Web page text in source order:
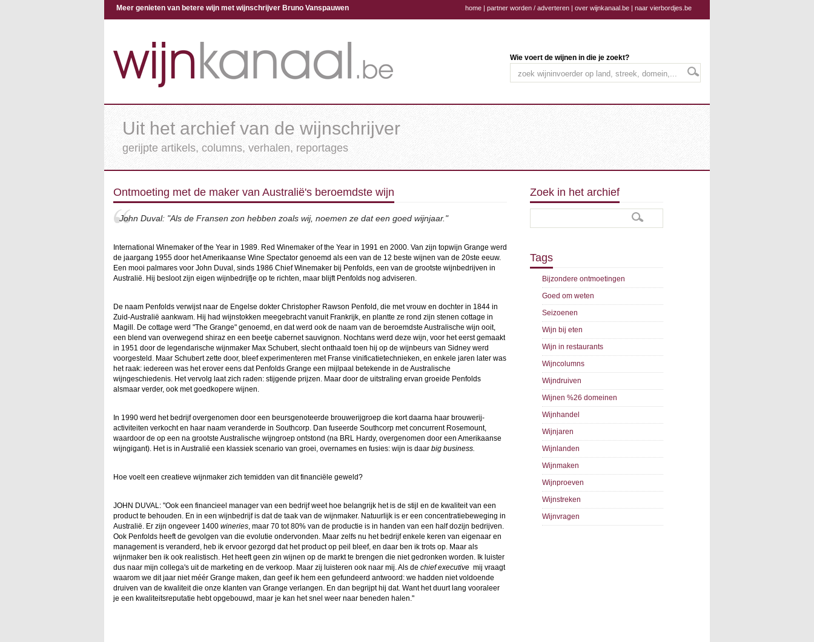
Meer genieten van betere wijn met wijnschrijver Bruno Vanspauwen home | partner worden / adverteren | over wijnkanaal.be | naar vierbordjes.be
Wie voert de wijnen in die je zoekt?
Uit het archief van de wijnschrijver
gerijpte artikels, columns, verhalen, reportages
Ontmoeting met de maker van Australië's beroemdste wijn
John Duval: "Als de Fransen zon hebben zoals wij, noemen ze dat een goed wijnjaar."
International Winemaker of the Year in 1989. Red Winemaker of the Year in 1991 en 2000. Van zijn topwijn Grange werd
de jaargang 1955 door het Amerikaanse Wine Spectator genoemd als een van de 12 beste wijnen van de 20ste eeuw.
Een mooi palmares voor John Duval, sinds 1986 Chief Winemaker bij Penfolds, een van de grootste wijnbedrijven in
Australië. Hij besloot zijn eigen wijnbedrijfje op te richten, maar blijft Penfolds nog adviseren.
De naam Penfolds verwijst naar de Engelse dokter Christopher Rawson Penfold, die met vrouw en dochter in 1844 in
Zuid-Australië aankwam. Hij had wijnstokken meegebracht vanuit Frankrijk, en plantte ze rond zijn stenen cottage in
Magill. De cottage werd "The Grange" genoemd, en dat werd ook de naam van de beroemdste Australische wijn ooit,
een blend van overwegend shiraz en een beetje cabernet sauvignon. Nochtans werd deze wijn, voor het eerst gemaakt
in 1951 door de legendarische wijnmaker Max Schubert, slecht onthaald toen hij op de wijnbeurs van Sidney werd
voorgesteld. Maar Schubert zette door, bleef experimenteren met Franse vinificatietechnieken, en enkele jaren later was
het raak: iedereen was het erover eens dat Penfolds Grange een mijlpaal betekende in de Australische
wijngeschiedenis. Het vervolg laat zich raden: stijgende prijzen. Maar door de uitstraling ervan groeide Penfolds
alsmaar verder, ook met goedkopere wijnen.
In 1990 werd het bedrijf overgenomen door een beursgenoteerde brouwerijgroep die kort daarna haar brouwerij-
activiteiten verkocht en haar naam veranderde in Southcorp. Dan fuseerde Southcorp met concurrent Rosemount,
waardoor de op een na grootste Australische wijngroep ontstond (na BRL Hardy, overgenomen door een Amerikaanse
wijngigant). Het is in Australië een klassiek scenario van groei, overnames en fusies: wijn is daar big business.
Hoe voelt een creatieve wijnmaker zich temidden van dit financiële geweld?
JOHN DUVAL: "Ook een financieel manager van een bedrijf weet hoe belangrijk het is de stijl en de kwaliteit van een
product te behouden. En in een wijnbedrijf is dat de taak van de wijnmaker. Natuurlijk is er een concentratiebeweging in
Australië. Er zijn ongeveer 1400 wineries, maar 70 tot 80% van de productie is in handen van een half dozijn bedrijven.
Ook Penfolds heeft de gevolgen van die evolutie ondervonden. Maar zelfs nu het bedrijf enkele keren van eigenaar en
management is veranderd, heb ik ervoor gezorgd dat het product op peil bleef, en daar ben ik trots op. Maar als
wijnmaker ben ik ook realistisch. Het heeft geen zin wijnen op de markt te brengen die niet gedronken worden. Ik luister
dus naar mijn collega's uit de marketing en de verkoop. Maar zij luisteren ook naar mij. Als de chief executive mij vraagt
waarom we dit jaar niet méér Grange maken, dan geef ik hem een gefundeerd antwoord: we hadden niet voldoende
druiven van de kwaliteit die onze klanten van Grange verlangen. En dan begrijpt hij dat. Want het duurt lang vooraleer
je een kwaliteitsreputatie hebt opgebouwd, maar je kan het snel weer naar beneden halen."
Zoek in het archief
Tags
Bijzondere ontmoetingen
Goed om weten
Seizoenen
Wijn bij eten
Wijn in restaurants
Wijncolumns
Wijndruiven
Wijnen %26 domeinen
Wijnhandel
Wijnjaren
Wijnlanden
Wijnmaken
Wijnproeven
Wijnstreken
Wijnvragen